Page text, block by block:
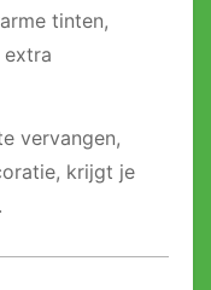
tinten,
vervangen,
krijgt je